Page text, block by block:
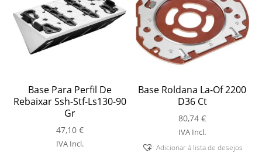
Base Para Perfil De
Rebaixar Ssh-Stf-Ls130-90
Gr
47,10 €
IVA Incl.
Base Roldana La-Of 2200
D36 Ct
80,74€
IVA Incl.
Adicionar á lista de desejos